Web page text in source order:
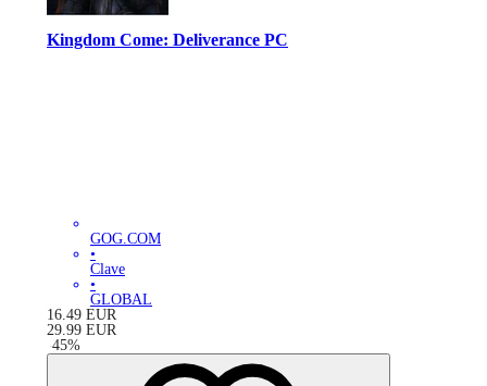
Kingdom Come: Deliverance PC
GOG.COM
•
Clave
•
GLOBAL
16.49 EUR
29.99 EUR
-45%